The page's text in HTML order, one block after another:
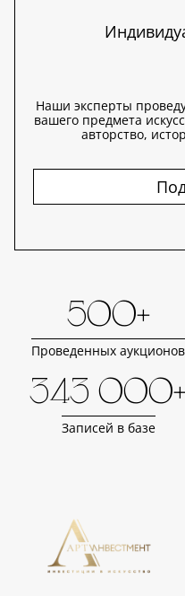
Наши эксперты
вашего предмета
авторство,
500+
Проведенных аукционов
343
Записей в базе